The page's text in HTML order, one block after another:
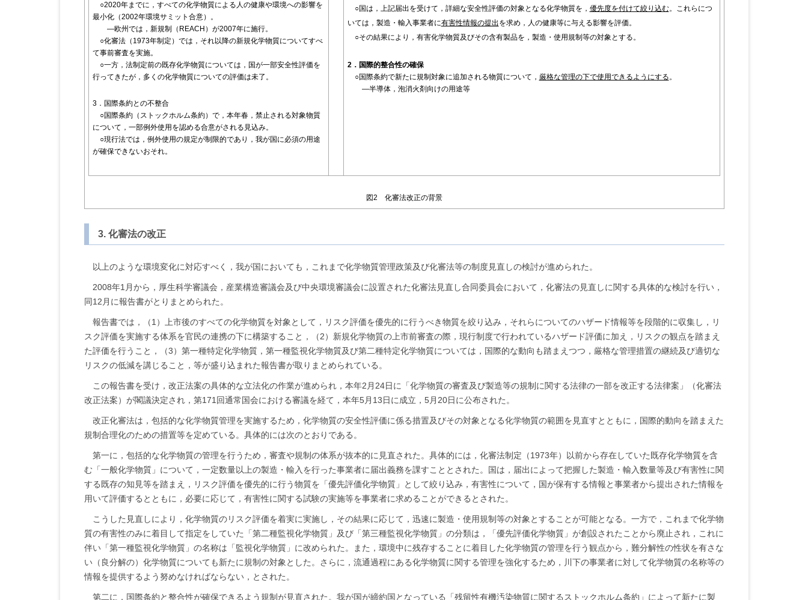
○2020年までに，すべての化学物質による人の健康や環境への影響を
最小化（2002年環境サミット合意）。
―欧州では，新規制（REACH）が2007年に施行。
○化審法（1973年制定）では，それ以降の新規化学物質についてすべ
て事前審査を実施。
○一方，法制定前の既存化学物質については，国が一部安全性評価を
行ってきたが，多くの化学物質についての評価は未了。
3．国際条約との不整合
○国際条約（ストックホルム条約）で，本年春，禁止される対象物質
について，一部例外使用を認める合意がされる見込み。
○現行法では，例外使用の規定が制限的であり，我が国に必須の用途
が確保できないおそれ。
○国は，上記届出を受けて，詳細な安全性評価の対象となる化学物質を， 優先度を付けて絞り込む。これらにつ
いては，製造・輸入事業者に有害性情報の提出を求め，人の健康等に与える影響を評価。
○その結果により，有害化学物質及びその含有製品を，製造・使用規制等の対象とする。
2．国際的整合性の確保
○国際条約で新たに規制対象に追加される物質について， 厳格な管理の下で使用できるようにする。
―半導体，泡消火剤向けの用途等
図2 化審法改正の背景
3. 化審法の改正
以上のような環境変化に対応すべく，我が国においても，これまで化学物質管理政策及び化審法等の制度見直しの検討が進められた。
2008年1月から，厚生科学審議会，産業構造審議会及び中央環境審議会に設置された化審法見直し合同委員会において，化審法の見直しに関する具体的な検討を行い，
同12月に報告書がとりまとめられた。
報告書では，（1）上市後のすべての化学物質を対象として，リスク評価を優先的に行うべき物質を絞り込み，それらについてのハザード情報等を段階的に収集し，リ
スク評価を実施する体系を官民の連携の下に構築すること，（2）新規化学物質の上市前審査の際，現行制度で行われているハザード評価に加え，リスクの観点を踏まえ
た評価を行うこと，（3）第一種特定化学物質，第一種監視化学物質及び第二種特定化学物質については，国際的な動向も踏まえつつ，厳格な管理措置の継続及び適切な
リスクの低減を講じること，等が盛り込まれた報告書が取りまとめられている。
この報告書を受け，改正法案の具体的な立法化の作業が進められ，本年2月24日に「化学物質の審査及び製造等の規制に関する法律の一部を改正する法律案」（化審法
改正法案）が閣議決定され，第171回通常国会における審議を経て，本年5月13日に成立，5月20日に公布された。
改正化審法は，包括的な化学物質管理を実施するため，化学物質の安全性評価に係る措置及びその対象となる化学物質の範囲を見直すとともに，国際的動向を踏まえた
規制合理化のための措置等を定めている。具体的には次のとおりである。
第一に，包括的な化学物質の管理を行うため，審査や規制の体系が抜本的に見直された。具体的には，化審法制定（1973年）以前から存在していた既存化学物質を含
む「一般化学物質」について，一定数量以上の製造・輸入を行った事業者に届出義務を課すこととされた。国は，届出によって把握した製造・輸入数量等及び有害性に関
する既存の知見等を踏まえ，リスク評価を優先的に行う物質を「優先評価化学物質」として絞り込み，有害性について，国が保有する情報と事業者から提出された情報を
用いて評価するとともに，必要に応じて，有害性に関する試験の実施等を事業者に求めることができるとされた。
こうした見直しにより，化学物質のリスク評価を着実に実施し，その結果に応じて，迅速に製造・使用規制等の対象とすることが可能となる。一方で，これまで化学物
質の有害性のみに着目して指定をしていた「第二種監視化学物質」及び「第三種監視化学物質」の分類は，「優先評価化学物質」が創設されたことから廃止され，これに
伴い「第一種監視化学物質」の名称は「監視化学物質」に改められた。また，環境中に残存することに着目した化学物質の管理を行う観点から，難分解性の性状を有さな
い（良分解の）化学物質についても新たに規制の対象とした。さらに，流通過程にある化学物質に関する管理を強化するため，川下の事業者に対して化学物質の名称等の
情報を提供するよう努めなければならない，とされた。
第二に，国際条約と整合性が確保できるよう規制が見直された。我が国が締約国となっている「残留性有機汚染物質に関するストックホルム条約」によって新たに製